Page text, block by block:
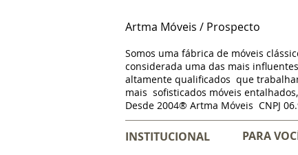
Artma Móveis / Prospecto
Somos uma fábrica de móveis
considerada uma das mais
altamente qualificados que
mais sofisticados móveis
Desde 2004® Artma Móveis CNPJ
INSTITUCIONAL PARA